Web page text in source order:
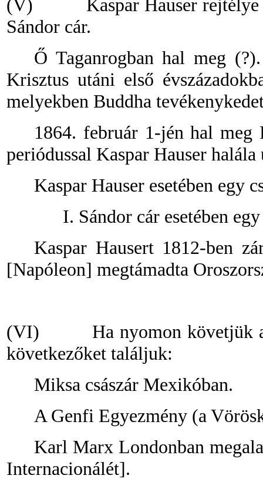
(V)
Kaspar Hauser
Sándor cár.
Ő Taganrogban hal meg
Krisztus utáni első
melyekben Buddha
1864. február 1-jén hal meg
periódussal Kaspar Hauser halála
Kaspar Hauser esetében egy
I. Sándor cár esetében
Kaspar Hausert 1812-ben
[Napóleon] megtámadta
(VI)
Ha nyomon követjük
következőket találjuk:
Miksa császár Mexikóban.
A Genfi Egyezmény (a
Karl Marx Londonban
Internacionálét].